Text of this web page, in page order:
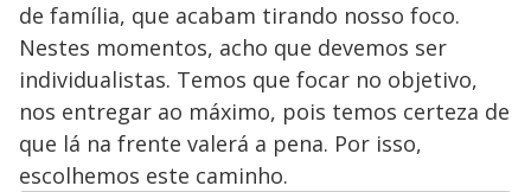
de família, que acabam tirando nosso foco.
Nestes momentos, acho que devemos ser
individualistas. Temos que focar no objetivo,
nos entregar ao máximo, pois temos certeza de
que lá na frente valerá a pena. Por isso,
escolhemos este caminho.